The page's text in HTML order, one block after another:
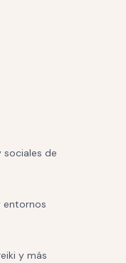
sociales de
entornos
y más